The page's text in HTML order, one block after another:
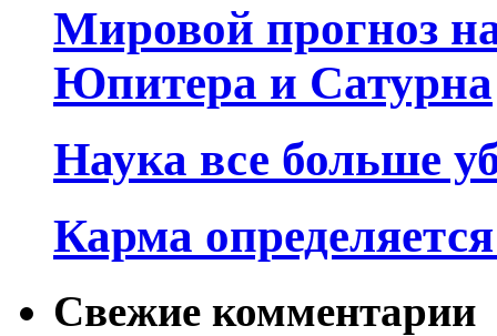
Мировой прогноз
Юпитера и Сатурна
Наука все больше
Карма
Свежие комментарии